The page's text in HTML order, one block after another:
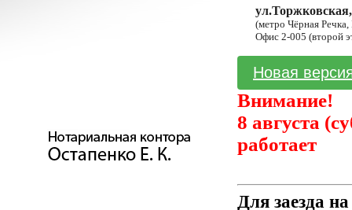
(метро Чёрная
Офис 2-005 (второй
Новая
Внимание!
8 августа
работает
Для заезда